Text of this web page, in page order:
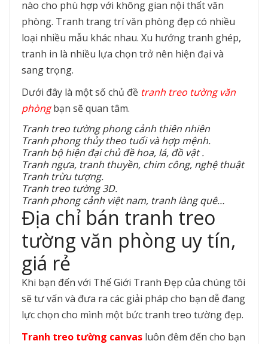
nào cho phù hợp với không gian nội thất văn
phòng. Tranh trang trí văn phòng đẹp có nhiều
loại nhiều mẫu khác nhau. Xu hướng tranh ghép,
tranh in là nhiều lựa chọn trở nên hiện đại và
sang trọng.
Dưới đây là một số chủ đề tranh treo tường văn
phòngbạn sẽ quan tâm.
Tranh treo tường phong cảnh thiên nhiên
Tranh phong thủy theo tuổi và hợp mệnh.
Tranh bộ hiện đại chủ đề hoa, lá, đồ vật .
Tranh ngựa, tranh thuyền, chim công, nghệ thuật
Tranh trừu tượng.
Tranh treo tường 3D.
Tranh phong cảnh việt nam, tranh làng quê…
Địa chỉ bán tranh treo
tường văn phòng uy tín,
giá rẻ
Khi bạn đến với Thế Giới Tranh Đẹp của chúng tôi
sẽ tư vấn và đưa ra các giải pháp cho bạn dễ đang
lực chọn cho mình một bức tranh treo tường đẹp.
Tranh treo tường canvas luôn đêm đến cho bạn